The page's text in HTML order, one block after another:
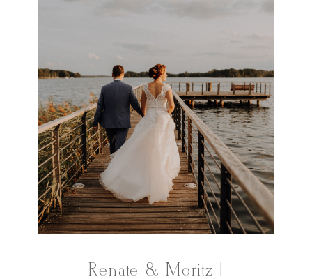
Renate & Moritz |